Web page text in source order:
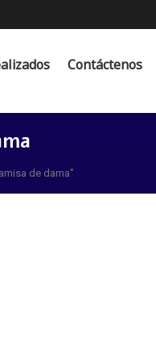
Contáctenos
de dama”